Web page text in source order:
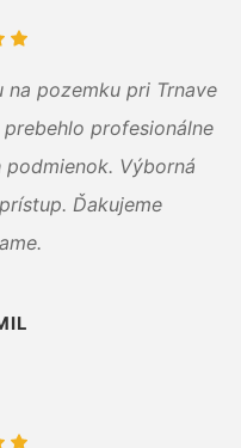
na pozemku pri Trnave
profesionálne
Výborná
Ďakujeme